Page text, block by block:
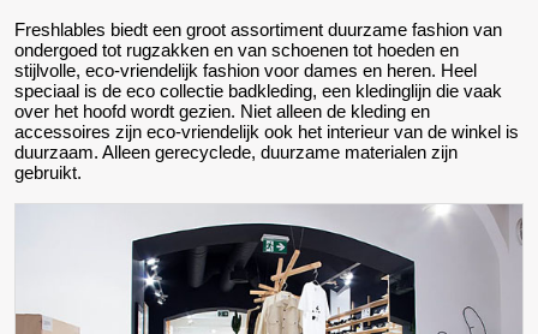
Freshlables biedt een groot assortiment duurzame fashion van
ondergoed tot rugzakken en van schoenen tot hoeden en
stijlvolle, eco-vriendelijk fashion voor dames en heren. Heel
speciaal is de eco collectie badkleding, een kledinglijn die vaak
over het hoofd wordt gezien. Niet alleen de kleding en
accessoires zijn eco-vriendelijk ook het interieur van de winkel is
duurzaam. Alleen gerecyclede, duurzame materialen zijn
gebruikt.